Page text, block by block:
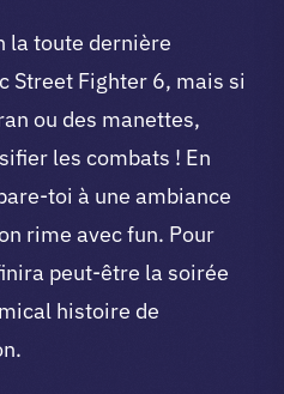
la toute dernière
Street Fighter 6, mais si
ou des manettes,
les combats ! En
toi à une ambiance
rime avec fun. Pour
peut-être la soirée
histoire de